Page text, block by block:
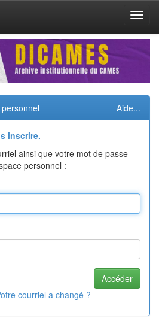
Aide...
inscrire.
ainsi que votre mot de passe
personnel :
courriel a changé ?